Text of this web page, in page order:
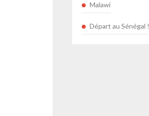
Malawi
Départ au Sénégal !